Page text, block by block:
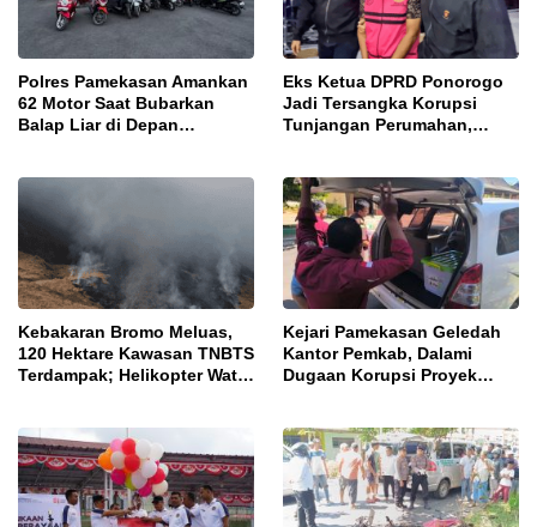
Polres Pamekasan Amankan
62 Motor Saat Bubarkan
Balap Liar di Depan
Eks Ketua DPRD Ponorogo
Jadi Tersangka Korupsi
Tunjangan Perumahan,
Kebakaran Bromo Meluas,
120 Hektare Kawasan TNBTS
Terdampak; Helikopter Water
Kejari Pamekasan Geledah
Kantor Pemkab, Dalami
Dugaan Korupsi Proyek